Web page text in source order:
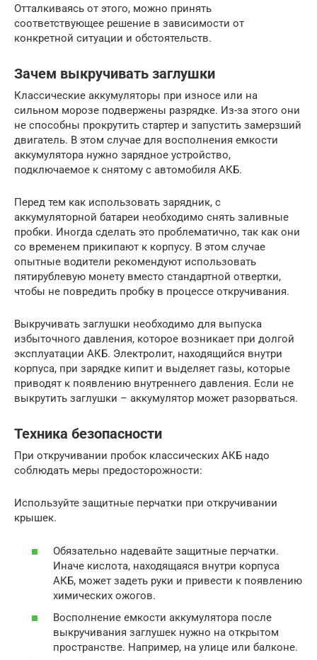
Отталкиваясь от этого, можно принять
соответствующее решение в зависимости от
конкретной ситуации и обстоятельств.
Зачем выкручивать заглушки
Классические аккумуляторы при износе или на
сильном морозе подвержены разрядке. Из-за этого они
не способны прокрутить стартер и запустить замерзший
двигатель. В этом случае для восполнения емкости
аккумулятора нужно зарядное устройство,
подключаемое к снятому с автомобиля АКБ.
Перед тем как использовать зарядник, с
аккумуляторной батареи необходимо снять заливные
пробки. Иногда сделать это проблематично, так как они
со временем прикипают к корпусу. В этом случае
опытные водители рекомендуют использовать
пятирублевую монету вместо стандартной отвертки,
чтобы не повредить пробку в процессе откручивания.
Выкручивать заглушки необходимо для выпуска
избыточного давления, которое возникает при долгой
эксплуатации АКБ. Электролит, находящийся внутри
корпуса, при зарядке кипит и выделяет газы, которые
приводят к появлению внутреннего давления. Если не
выкрутить заглушки – аккумулятор может разорваться.
Техника безопасности
При откручивании пробок классических АКБ надо
соблюдать меры предосторожности:
Используйте защитные перчатки при откручивании
крышек.
Обязательно надевайте защитные перчатки.
Иначе кислота, находящаяся внутри корпуса
АКБ, может задеть руки и привести к появлению
химических ожогов.
Восполнение емкости аккумулятора после
выкручивания заглушек нужно на открытом
пространстве. Например, на улице или балконе.